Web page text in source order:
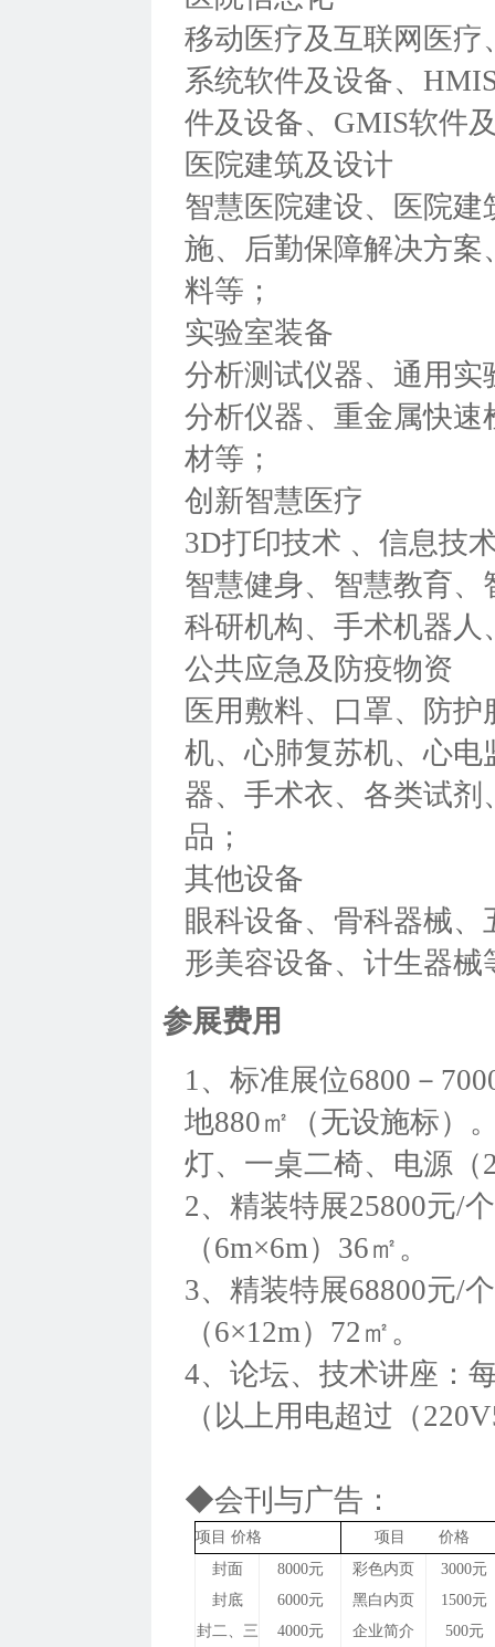
移动医疗及互联网医
系统软件及设备、
件及设备、GMIS软件
医院建筑及设计
智慧医院建设、医院
施、后勤保障解决方
料等；
实验室装备
分析测试仪器、通用
分析仪器、重金属快
材等；
创新智慧医疗
3D打印技术 、信息技
智慧健身、智慧教育
科研机构、手术机器人
公共应急及防疫物资
医用敷料、口罩、防
机、心肺复苏机、心
器、手术衣、各类试
品；
其他设备
眼科设备、骨科器械
形美容设备、计生器械
参展费用
1、标准展位6800－
地880㎡（无设施标）
灯、一桌二椅、电源（
2、精装特展25800元/
（6m×6m）36㎡。
3、精装特展68800元/
（6×12m）72㎡。
4、论坛、技术讲座：
（以上用电超过（
◆会刊与广告：
项目 价格
项目 价格
封面
封底
封二、三
8000元
6000元
4000元
彩色内页
黑白内页
企业简介
3000元
1500元
500元